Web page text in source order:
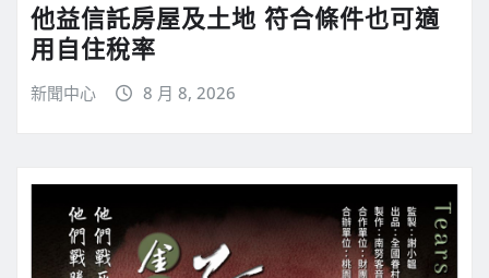
他益信託房屋及土地 符合條件也可適
用自住稅率
新聞中心 8 月 8, 2026